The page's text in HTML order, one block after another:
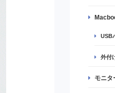
USB
外付
モニタ